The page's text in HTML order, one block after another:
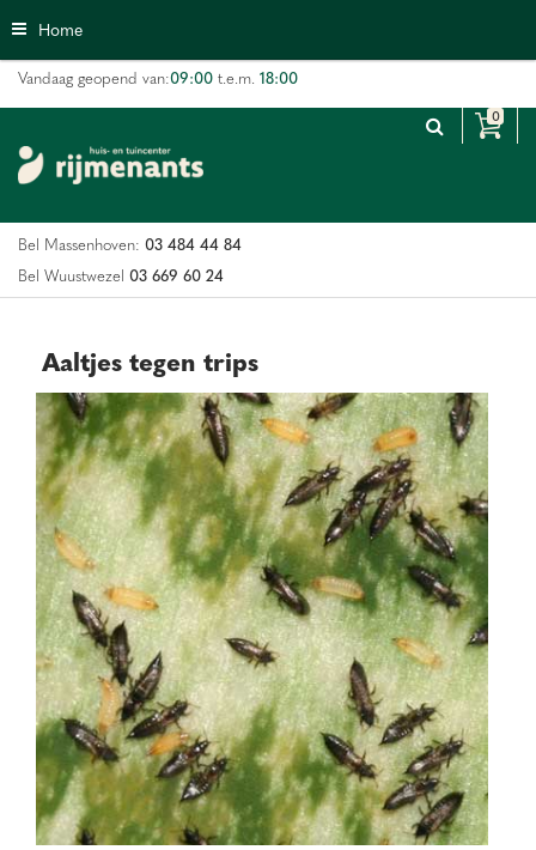
n
n
n
Home
Vandaag geopend van:09:00 t.e.m. 18:00
Bel Massenhoven: 03 484 44 84
Bel Wuustwezel 03 669 60 24
Aaltjes tegen trips